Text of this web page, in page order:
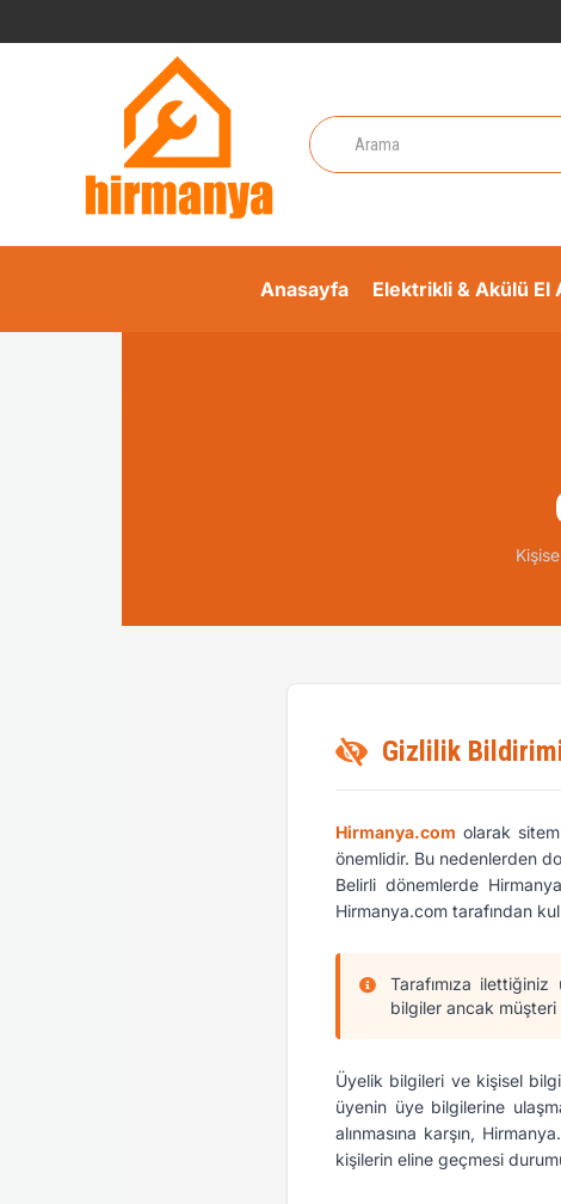
Anasayfa Elektrikli & Akülü El
Gizlilik
Hirmanya.com olarak
önemlidir. Bu nedenlerden
Belirli dönemlerde
Hirmanya.com tarafından
Tarafımıza
bilgiler ancak müşteri
Üyelik bilgileri ve kişisel
üyenin üye bilgilerine
alınmasına karşın,
kişilerin eline geçmesi